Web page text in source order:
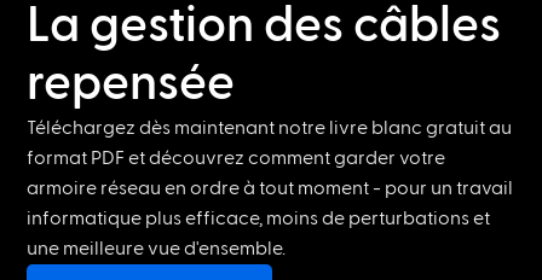
La gestion des câbles
repensée
Téléchargez dès maintenant notre livre blanc gratuit au
format PDF et découvrez comment garder votre
armoire réseau en ordre à tout moment - pour un travail
informatique plus efficace, moins de perturbations et
une meilleure vue d'ensemble.